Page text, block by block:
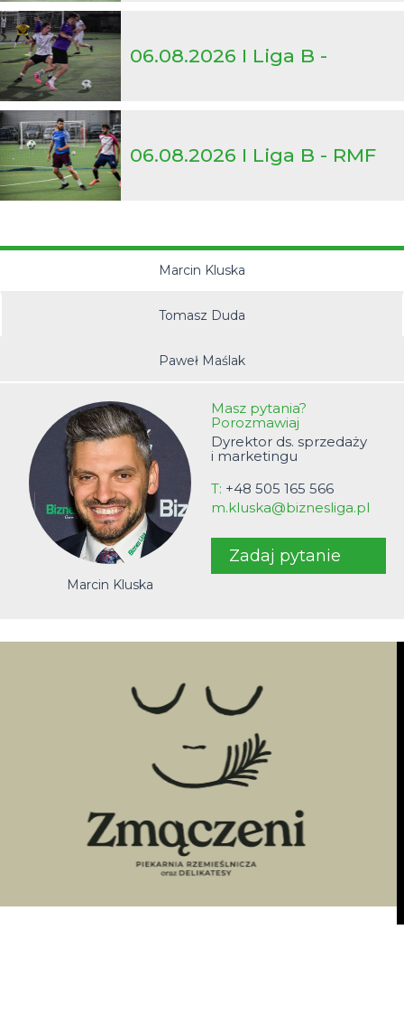
vs. GEO-ZENIT/Smasher
06.08.2026 I Liga B -
Express Car Rental vs.
06.08.2026 I Liga B - RMF
MAXX vs. State Street
Marcin Kluska
Tomasz Duda
Paweł Maślak
Marcin Kluska
Masz pytania?
Porozmawiaj
Dyrektor ds. sprzedaży
i marketingu
T: +48 505 165 566
m.kluska@biznesliga.pl
Zadaj pytanie